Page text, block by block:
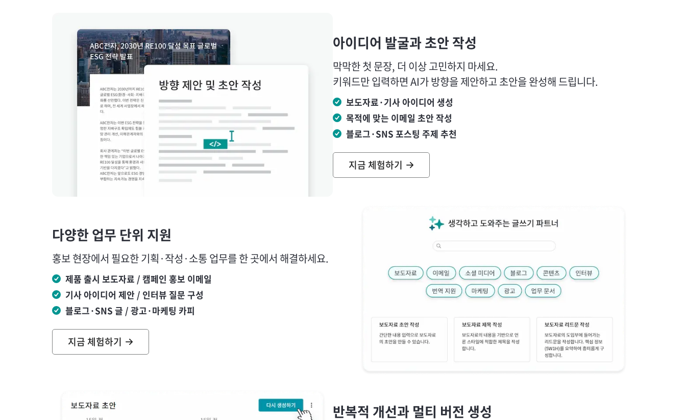
아이디어 발굴과 초안 작성
막막한 첫 문장, 더 이상 고민하지 마세요.
키워드만 입력하면 AI가 방향을 제안하고 초안을 완성해 드립니다.
보도자료·기사 아이디어 생성
목적에 맞는 이메일 초안 작성
블로그·SNS 포스팅 주제 추천
지금 체험하기
다양한 업무 단위 지원
홍보 현장에서 필요한 기획·작성·소통 업무를 한 곳에서 해결하세요.
제품 출시 보도자료 / 캠페인 홍보 이메일
기사 아이디어 제안 / 인터뷰 질문 구성
블로그·SNS 글 / 광고·마케팅 카피
지금 체험하기
반복적 개선과 멀티 버전 생성